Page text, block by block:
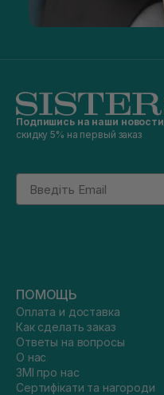
Подпишись на наши новости
скидку 5% на первый заказ
Email
ПОМОЩЬ
Оплата и доставка
Как сделать заказ
Ответы на вопросы
О нас
ЗМІ про нас
Сертифікати та нагороди